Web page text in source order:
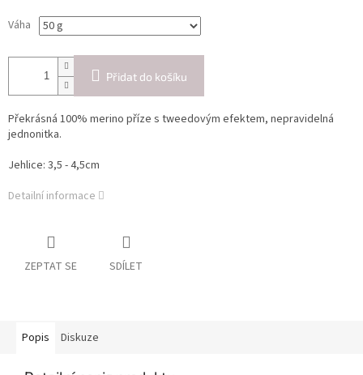
Váha
Přidat do košíku
Překrásná 100% merino příze s tweedovým efektem, nepravidelná
jednonitka.
Jehlice: 3,5 - 4,5cm
Detailní informace
ZEPTAT SE SDÍLET
Popis Diskuze